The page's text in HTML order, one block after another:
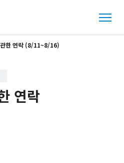
관한 연락 (8/11~8/16)
연락